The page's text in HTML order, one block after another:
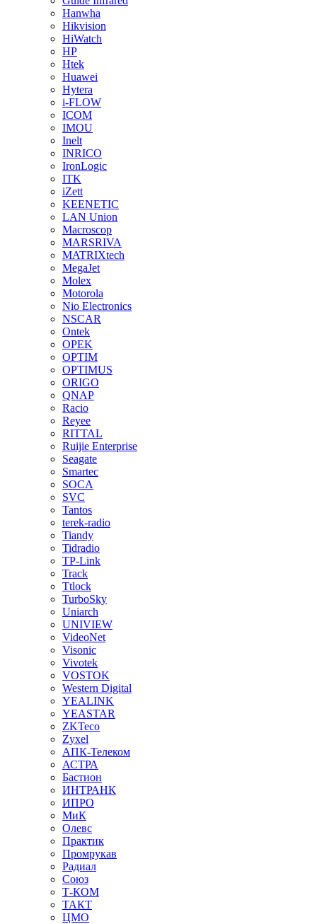
Hanwha
Hikvision
HiWatch
HP
Htek
Huawei
Hytera
i-FLOW
ICOM
IMOU
Inelt
INRICO
IronLogic
ITK
iZett
KEENETIC
LAN Union
Macroscop
MARSRIVA
MATRIXtech
MegaJet
Molex
Motorola
Nio Electronics
NSCAR
Ontek
OPEK
OPTIM
OPTIMUS
ORIGO
QNAP
Racio
Reyee
RITTAL
Ruijie Enterprise
Seagate
Smartec
SOCA
SVC
Tantos
terek-radio
Tiandy
Tidradio
TP-Link
Track
Ttlock
TurboSky
Uniarch
UNIVIEW
VideoNet
Visonic
Vivotek
VOSTOK
Western Digital
YEALINK
YEASTAR
ZKTeco
Zyxel
АПК-Телеком
АСТРА
Бастион
ИНТРАНК
ИПРО
МиК
Олевс
Практик
Промрукав
Радиал
Союз
Т-КОМ
ТАКТ
ЦМО